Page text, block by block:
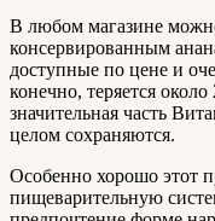
В любом магазине
консервированным
доступные по цене и
конечно, теряется
значительная часть
целом сохраняются.
Особенно хорошо этот
пищеварительную